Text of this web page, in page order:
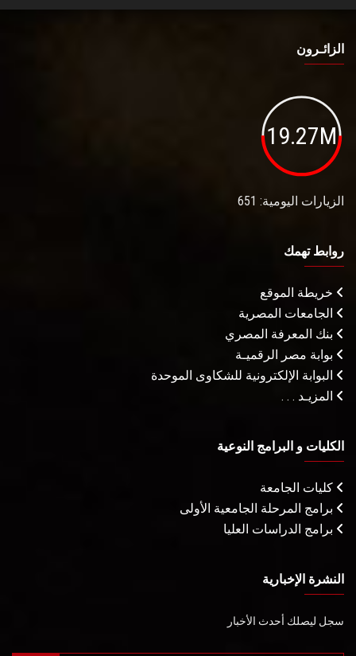
الزائـرون
19.27M
الزيارات اليومية: 651
روابط تهمك
خريطة الموقع
الجامعات المصرية
بنك المعرفة المصري
بوابة مصر الرقميـة
البوابة الإلكترونية للشكاوى الموحدة
المزيـد . . .
الكليات و البرامج النوعية
كليات الجامعة
برامج المرحلة الجامعية الأولى
برامج الدراسات العليا
النشرة الإخبارية
سجل ليصلك أحدث الأخبار